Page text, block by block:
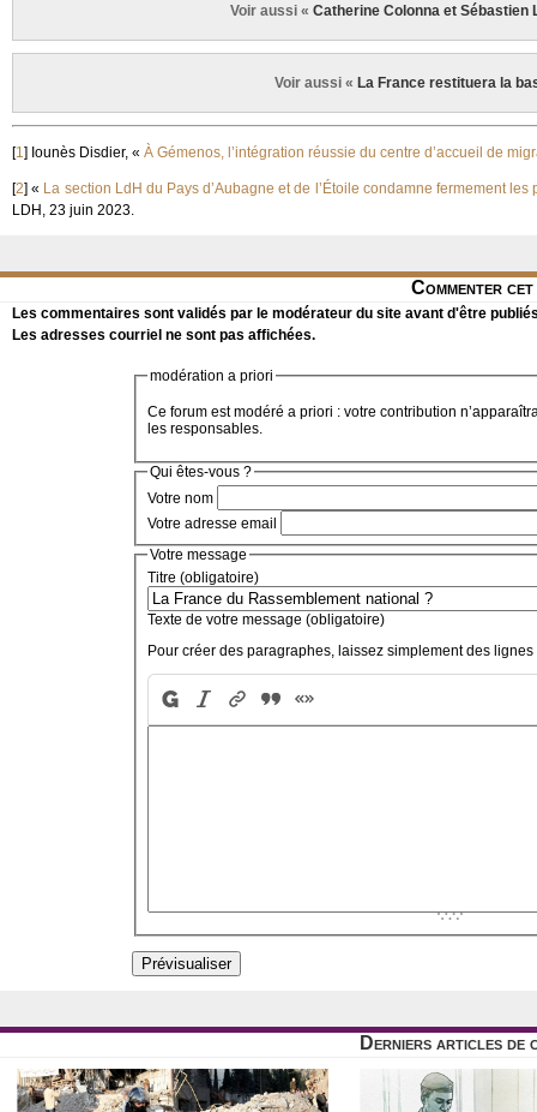
Voir aussi « Catherine Colonna et Sébastien
Voir aussi « La France restituera la
[1] Iounès Disdier, « À Gémenos, l’intégration réussie du centre d’accueil de
[2]« La section LdH du Pays d’Aubagne et de l’Étoile condamne fermement
LDH, 23 juin 2023.
Commenter
Les commentaires sont validés par le modérateur du site avant d'être
Les adresses courriel ne sont pas affichées.
modération a priori
Ce forum est modéré a priori : votre contribution
les responsables.
Qui êtes-vous ?
Votre nom
Votre adresse email
Votre message
Titre (obligatoire)
Texte de votre message (obligatoire)
Pour créer des paragraphes, laissez simplement des lignes
Derniers articles de